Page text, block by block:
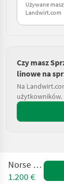
Używane
Landwirt.com
Czy masz
linowe na
Na
użytkowników.
Norse 4,5 T
1.200 €